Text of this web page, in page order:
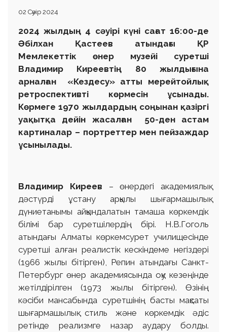
02 Сәуір 2024
2024 жылдың 4 сәуірі күні сағат 16:00-де
Әбілхан Қастеев атындағы ҚР
Мемлекеттік өнер музейі суретші
Владимир Киреевтің 80 жылдығына
арналған «Кездесу» атты мерейтойлық
ретроспективті көрмесін ұсынады.
Көрмеге 1970 жылдардың соңынан қазіргі
уақытқа дейін жасалған 50-ден астам
картиналар – портреттер мен пейзаждар
ұсынылады.
Владимир Киреев – өнердегі академиялық
дәстүрді ұстану арқылы шығармашылық
дүниетанымы айқындалатын тамаша көркемдік
білімі бар суретшілердің бірі. Н.В.Гоголь
атындағы Алматы көркемсурет училищесінде
суретші алған реалистік кескіндеме негіздері
(1966 жылы бітірген), Репин атындағы Санкт-
Петербург өнер академиясында оқу кезеңінде
жетілдірілген (1973 жылы бітірген). Өзінің
кәсіби мансабында суретшінің басты мақсаты
шығармашылық стиль және көркемдік әдіс
ретінде реализмге назар аудару болды.